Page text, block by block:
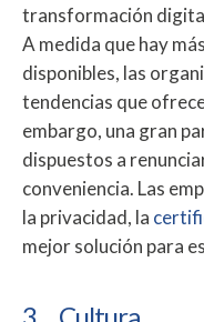
transformación
A medida que hay
disponibles, las
tendencias que
embargo, una gran
dispuestos a
conveniencia. Las
la privacidad, la
mejor solución para